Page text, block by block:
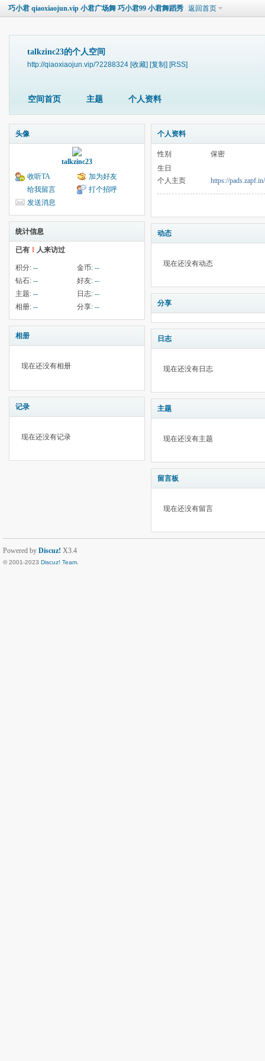
巧小君 qiaoxiaojun.vip 小君广场舞 巧小君99 小君舞蹈秀 返回首页
talkzinc23的个人空间
http://qiaoxiaojun.vip/?2288324 [收藏] [复制] [RSS]
空间首页 主题 个人资料
头像
talkzinc23
收听TA
加为好友
给我留言
打个招呼
发送消息
统计信息
已有 1 人来访过
积分: -- 金币: --
钻石: -- 好友: --
主题: -- 日志: --
相册: -- 分享: --
相册
现在还没有相册
记录
现在还没有记录
个人资料
性别
保密
生日
个人主页
https://
动态
现在还没有动态
分享
日志
现在还没有日志
主题
现在还没有主题
留言板
现在还没有留言
Powered by Discuz! X3.4
© 2001-2023 Discuz! Team